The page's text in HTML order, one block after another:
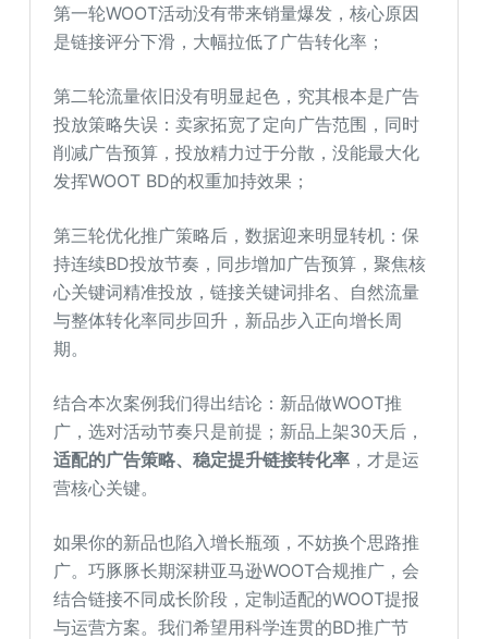
第一轮WOOT活动没有带来销量爆发，核心原因
是链接评分下滑，大幅拉低了广告转化率；
第二轮流量依旧没有明显起色，究其根本是广告
投放策略失误：卖家拓宽了定向广告范围，同时
削减广告预算，投放精力过于分散，没能最大化
发挥WOOT BD的权重加持效果；
第三轮优化推广策略后，数据迎来明显转机：保
持连续BD投放节奏，同步增加广告预算，聚焦核
心关键词精准投放，链接关键词排名、自然流量
与整体转化率同步回升，新品步入正向增长周
期。
结合本次案例我们得出结论：新品做WOOT推
广，选对活动节奏只是前提；新品上架30天后，
适配的广告策略、稳定提升链接转化率 ，才是运
营核心关键。
如果你的新品也陷入增长瓶颈，不妨换个思路推
广。巧豚豚长期深耕亚马逊WOOT合规推广，会
结合链接不同成长阶段，定制适配的WOOT提报
与运营方案。我们希望用科学连贯的BD推广节